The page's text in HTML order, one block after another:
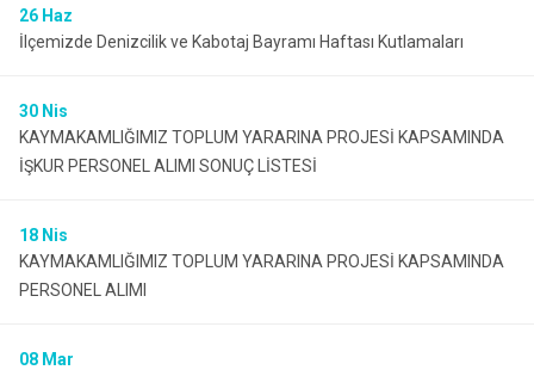
26 Haz
İlçemizde Denizcilik ve Kabotaj Bayramı Haftası Kutlamaları
30 Nis
KAYMAKAMLIĞIMIZ TOPLUM YARARINA PROJESİ KAPSAMINDA
İŞKUR PERSONEL ALIMI SONUÇ LİSTESİ
18 Nis
KAYMAKAMLIĞIMIZ TOPLUM YARARINA PROJESİ KAPSAMINDA
PERSONEL ALIMI
08 Mar